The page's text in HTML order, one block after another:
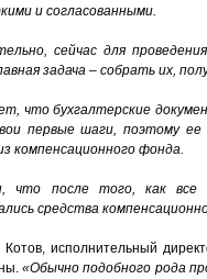
и согласованными.
сейчас для
задача – собрать их,
что бухгалтерские
первые шаги, поэтому
компенсационного фонда.
что после того, как все
средства
Котов, исполнительный
«Обычно подобного рода